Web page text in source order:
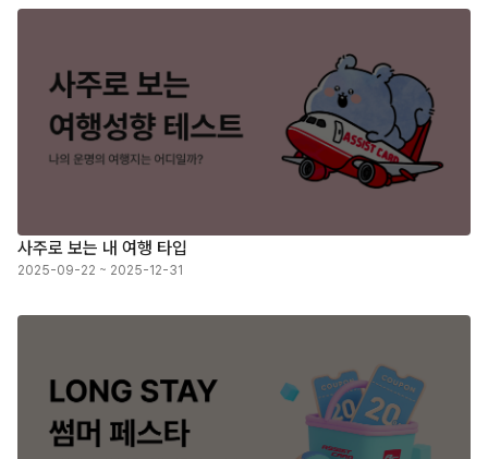
사주로 보는 내 여행 타입
2025-09-22 ~ 2025-12-31